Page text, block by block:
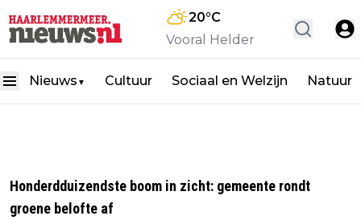
20°C
Vooral Helder
Nieuws ▼ Cultuur Sociaal en Welzijn Natuur
Honderdduizendste boom in zicht: gemeente rondt
groene belofte af